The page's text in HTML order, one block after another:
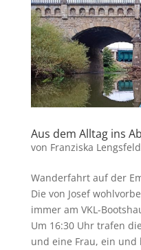
Aus dem Alltag ins
von Franziska Lengsfeld
Wanderfahrt auf der
Die von Josef
immer am VKL-
Um 16:30 Uhr trafen
und eine Frau, ein